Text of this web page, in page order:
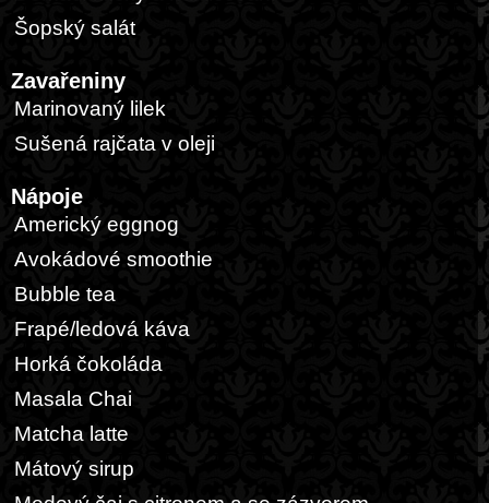
Šopský salát
Zavařeniny
Marinovaný lilek
Sušená rajčata v oleji
Nápoje
Americký eggnog
Avokádové smoothie
Bubble tea
Frapé/ledová káva
Horká čokoláda
Masala Chai
Matcha latte
Mátový sirup